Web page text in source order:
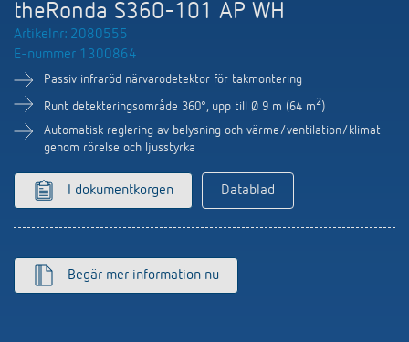
Referenser
Apparna från Theben
Miljö
Design
Historia
LUXORliving
theRonda S360-101 AP WH
Artikelnr: 2080555
E-nummer 1300864
Passiv infraröd närvarodetektor för takmontering
Runt detekteringsområde 360°, upp till Ø 9 m (64 m2)
Automatisk reglering av belysning och värme/ventilation/klimat
genom rörelse och ljusstyrka
I dokumentkorgen Datablad
Begär mer information nu